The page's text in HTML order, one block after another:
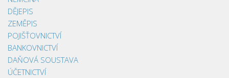
DĚJEPIS
ZEMĚPIS
POJIŠŤOVNICTVÍ
BANKOVNICTVÍ
DAŇOVÁ SOUSTAVA
ÚČETNICTVÍ